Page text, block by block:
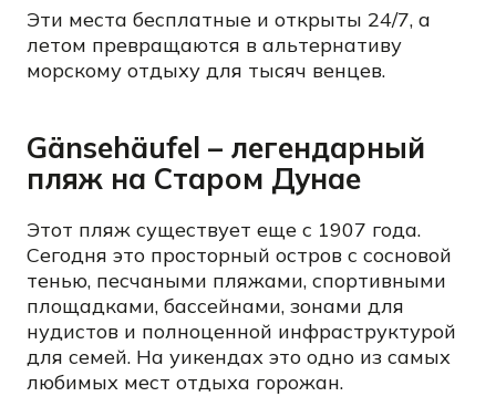
Эти места бесплатные и открыты 24/7, а
летом превращаются в альтернативу
морскому отдыху для тысяч венцев.
Gänsehäufel – легендарный
пляж на Старом Дунае
Этот пляж существует еще с 1907 года.
Сегодня это просторный остров с сосновой
тенью, песчаными пляжами, спортивными
площадками, бассейнами, зонами для
нудистов и полноценной инфраструктурой
для семей. На уикендах это одно из самых
любимых мест отдыха горожан.